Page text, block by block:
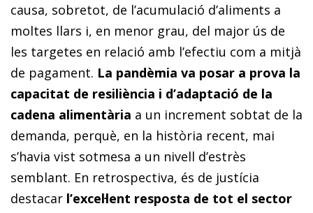
causa, sobretot, de l’acumulació d’aliments a
moltes llars i, en menor grau, del major ús de
les targetes en relació amb l’efectiu com a mitjà
de pagament. La pandèmia va posar a prova la
capacitat de resiliència i d’adaptació de la
cadena alimentària a un increment sobtat de la
demanda, perquè, en la història recent, mai
s’havia vist sotmesa a un nivell d’estrès
semblant. En retrospectiva, és de justícia
destacar l’excel·lent resposta de tot el sector